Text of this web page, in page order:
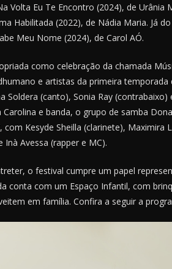
Eu Te Encontro (2024), de Urânia
Habilitada (2022), de Nádia Maria. Já
Meu Nome (2024), de Carol AÓ.
como celebração da chamada
e artistas da primeira temporada
Soldera (canto), Sonia Ray (contrabaixo)
e banda, o grupo de samba
Kesyde Sheilla (clarinete), Maximira
Avessa (rapper e MC).
o festival cumpre um papel
conta com um Espaço Infantil, com
em família. Confira a seguir a